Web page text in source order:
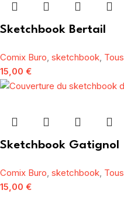
Sketchbook Bertail
Comix Buro sketchbook Tous
15,00 €
Sketchbook Gatignol
Comix Buro sketchbook Tous
15,00 €